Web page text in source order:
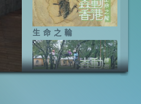
生命之輪